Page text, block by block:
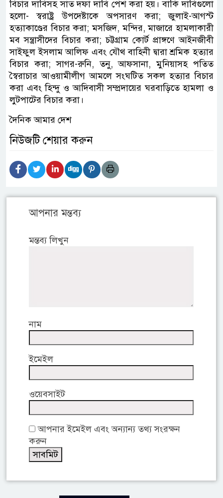
বিচার দাবিসহ সাত দফা দাবি পেশ করা হয়। বাকি দাবিগুলো
হলো- স্বরাষ্ট্র উপদেষ্টাকে অপসারণ করা; জুলাই-আগস্ট
হত্যাকাণ্ডের বিচার করা; মসজিদ, মন্দির, মাজারে হামলাকারী
মব সন্ত্রাসীদের বিচার করা; চট্টগ্রাম কোর্ট প্রাঙ্গণে আইনজীবী
সাইফুল ইসলাম আলিফ এবং যৌথ বাহিনী দ্বারা শ্রমিক হত্যার
বিচার করা; সাগর-রুনি, তনু, আফসানা, মুনিয়াসহ পতিত
স্বৈরাচার আওয়ামীলীগ আমলে সংঘটিত সকল হত্যার বিচার
করা এবং হিন্দু ও আদিবাসী সম্প্রদায়ের ঘরবাড়িতে হামলা ও
লুটপাটের বিচার করা।
দৈনিক আমার দেশ
নিউজটি শেয়ার করুন
আপনার মন্তব্য
মন্তব্য লিখুন
নাম
ইমেইল
ওয়েবসাইট
আপনার ইমেইল এবং অন্যান্য তথ্য সংরক্ষন
করুন